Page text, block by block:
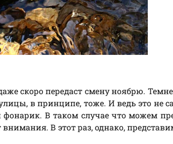
скоро передаст смену ноябрю.
в принципе, тоже. И ведь это не
В таком случае что можем
внимания. В этот раз, однако,